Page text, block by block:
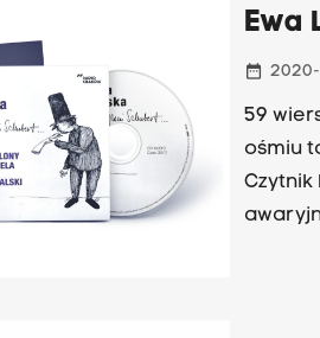
Ewa
date_range 2020-
59
ośmiu
Czytnik